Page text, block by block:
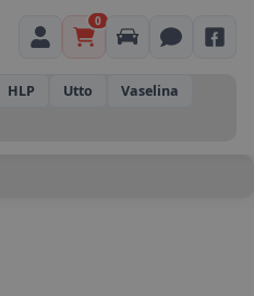
0
HLP Utto
Vaselina